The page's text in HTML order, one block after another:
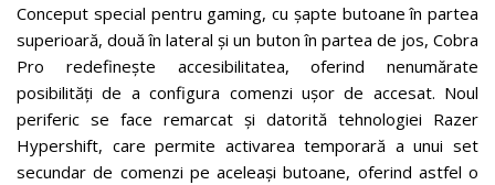
Conceput special pentru gaming, cu șapte butoane în partea
superioară, două în lateral și un buton în partea de jos, Cobra
Pro redefinește accesibilitatea, oferind nenumărate
posibilități de a configura comenzi ușor de accesat. Noul
periferic se face remarcat și datorită tehnologiei Razer
Hypershift, care permite activarea temporară a unui set
secundar de comenzi pe aceleași butoane, oferind astfel o